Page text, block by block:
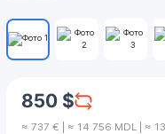
850 $
≈ 737 € | ≈ 14 756 MDL | ≈